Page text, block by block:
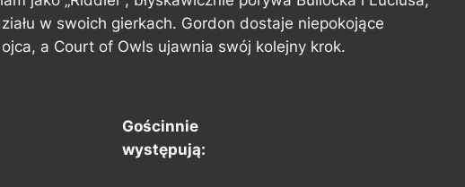
w swoich gierkach. Gordon dostaje niepokojące
a Court of Owls ujawnia swój kolejny krok.
Gościnnie
występują: